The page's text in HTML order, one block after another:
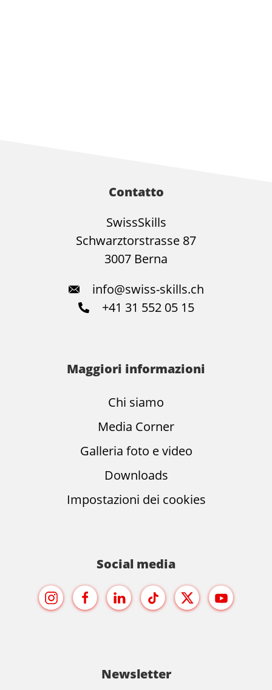
Contatto
SwissSkills
Schwarztorstrasse 87
3007 Berna
info@swiss-skills.ch
+41 31 552 05 15
Maggiori informazioni
Chi siamo
Media Corner
Galleria foto e video
Downloads
Impostazioni dei cookies
Social media
Newsletter